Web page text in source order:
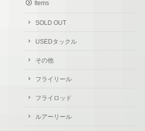
Items
SOLD OUT
USEDタックル
その他
フライリール
フライロッド
ルアーリール